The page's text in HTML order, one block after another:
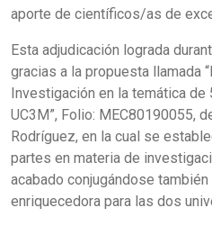
aporte de científicos/as de
Esta adjudicación lograda
gracias a la propuesta llamada
Investigación en la temática de
UC3M”, Folio: MEC80190055,
Rodríguez, en la cual se
partes en materia de
acabado conjugándose
enriquecedora para las dos